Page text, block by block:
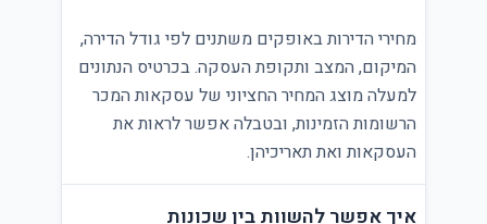
מחירי הדירות באופקים משתנים לפי גודל הדירה,
המיקום, המצב ותקופת העסקה. בכרטיס הנתונים
למעלה מוצג המחיר החציוני של עסקאות המכר
הרשומות הזמינות, ובטבלה אפשר לראות את
העסקאות ואת תאריכיהן.
איך אפשר להשוות בין שכונות